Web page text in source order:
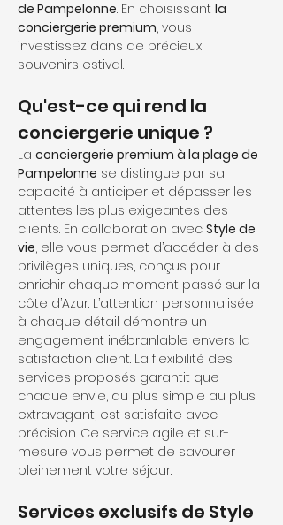
de Pampelonne. En choisissant la
conciergerie premium, vous
investissez dans de précieux
souvenirs estival.
Qu'est-ce qui rend la
conciergerie unique ?
La conciergerie premium à la plage de
Pampelonne se distingue par sa
capacité à anticiper et dépasser les
attentes les plus exigeantes des
clients. En collaboration avec Style de
vie, elle vous permet d’accéder à des
privilèges uniques, conçus pour
enrichir chaque moment passé sur la
côte d’Azur. L’attention personnalisée
à chaque détail démontre un
engagement inébranlable envers la
satisfaction client. La flexibilité des
services proposés garantit que
chaque envie, du plus simple au plus
extravagant, est satisfaite avec
précision. Ce service agile et sur-
mesure vous permet de savourer
pleinement votre séjour.
Services exclusifs de Style